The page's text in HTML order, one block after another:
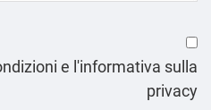
e l'informativa sulla
privacy